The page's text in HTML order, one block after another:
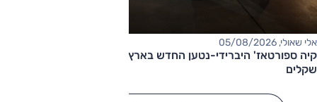
אלי שאולי, 05/08/2026
שקלים